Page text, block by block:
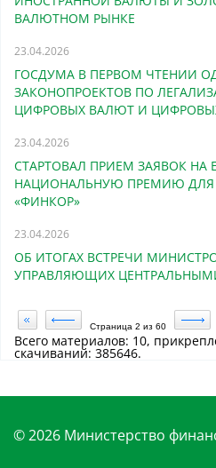
ВАЛЮТНОМ РЫНКЕ
23.04.2026
ГОСДУМА В ПЕРВОМ ЧТЕНИИ
ЗАКОНОПРОЕКТОВ ПО
ЦИФРОВЫХ ВАЛЮТ И
23.04.2026
СТАРТОВАЛ ПРИЕМ ЗАЯВОК НА
НАЦИОНАЛЬНУЮ ПРЕМИЮ ДЛЯ
«ФИНКОР»
23.04.2026
ОБ ИТОГАХ ВСТРЕЧИ
УПРАВЛЯЮЩИХ
Страница 2 из 60
Всего материалов: 10,
скачиваний: 385646.
© 2026 Министерство